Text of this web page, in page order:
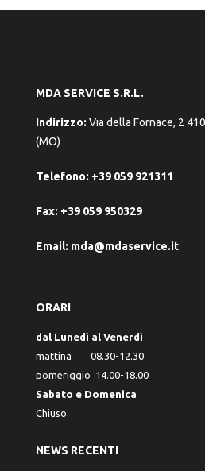
MDA SERVICE S.R.L.
Indirizzo: Via della Fornace, 2
(MO)
Telefono: +39 059 921311
Fax: +39 059 950329
Email: mda@mdaservice.it
ORARI
dal Lunedì al Venerdì
mattina 08.30-12.30
pomeriggio 14.00-18.00
Sabato e Domenica
Chiuso
NEWS RECENTI